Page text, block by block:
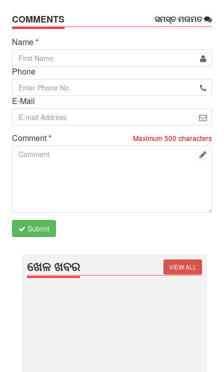
COMMENTS
ସମସ୍ତ ମତାମତ
Name*
Phone
E-Mail
Comment* Maximum 500 characters
Submit
ଖେଳ ଖବର VIEW ALL